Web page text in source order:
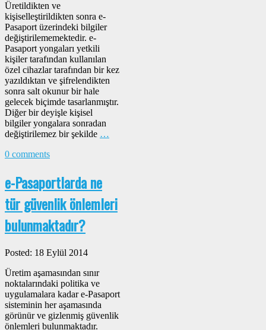
Üretildikten ve
kişiselleştirildikten sonra e-
Pasaport üzerindeki bilgiler
değiştirilememektedir. e-
Pasaport yongaları yetkili
kişiler tarafından kullanılan
özel cihazlar tarafından bir kez
yazıldıktan ve şifrelendikten
sonra salt okunur bir hale
gelecek biçimde tasarlanmıştır.
Diğer bir deyişle kişisel
bilgiler yongalara sonradan
değiştirilemez bir şekilde …
0 comments
e-Pasaportlarda ne
tür güvenlik önlemleri
bulunmaktadır?
Posted: 18 Eylül 2014
Üretim aşamasından sınır
noktalarındaki politika ve
uygulamalara kadar e-Pasaport
sisteminin her aşamasında
görünür ve gizlenmiş güvenlik
önlemleri bulunmaktadır.